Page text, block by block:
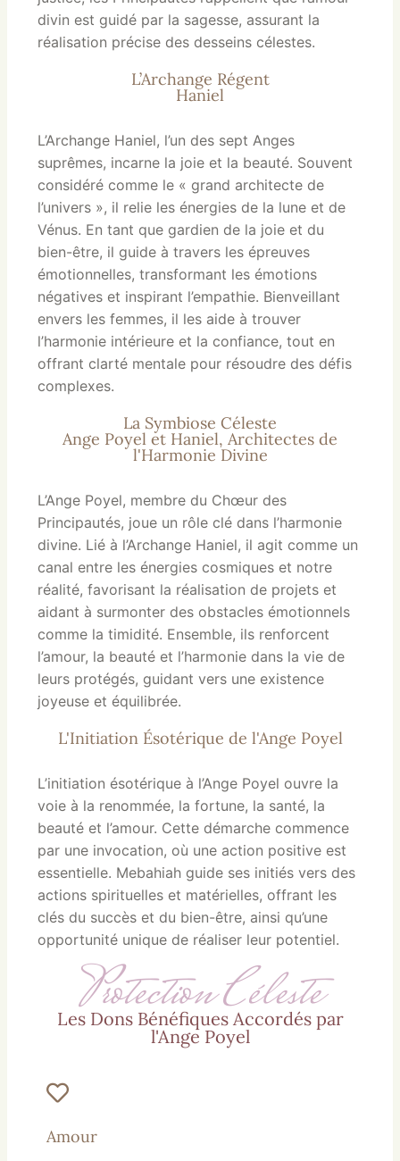
divin est guidé par la sagesse, assurant la
réalisation précise des desseins célestes.
L’Archange Régent
Haniel
L’Archange Haniel, l’un des sept Anges
suprêmes, incarne la joie et la beauté. Souvent
considéré comme le « grand architecte de
l’univers », il relie les énergies de la lune et de
Vénus. En tant que gardien de la joie et du
bien-être, il guide à travers les épreuves
émotionnelles, transformant les émotions
négatives et inspirant l’empathie. Bienveillant
envers les femmes, il les aide à trouver
l’harmonie intérieure et la confiance, tout en
offrant clarté mentale pour résoudre des défis
complexes.
La Symbiose Céleste
Ange Poyel et Haniel, Architectes de
l'Harmonie Divine
L’Ange Poyel, membre du Chœur des
Principautés, joue un rôle clé dans l’harmonie
divine. Lié à l’Archange Haniel, il agit comme un
canal entre les énergies cosmiques et notre
réalité, favorisant la réalisation de projets et
aidant à surmonter des obstacles émotionnels
comme la timidité. Ensemble, ils renforcent
l’amour, la beauté et l’harmonie dans la vie de
leurs protégés, guidant vers une existence
joyeuse et équilibrée.
L'Initiation Ésotérique de l'Ange Poyel
L’initiation ésotérique à l’Ange Poyel ouvre la
voie à la renommée, la fortune, la santé, la
beauté et l’amour. Cette démarche commence
par une invocation, où une action positive est
essentielle. Mebahiah guide ses initiés vers des
actions spirituelles et matérielles, offrant les
clés du succès et du bien-être, ainsi qu’une
opportunité unique de réaliser leur potentiel.
Protection Céleste
Les Dons Bénéfiques Accordés par
l'Ange Poyel
Amour